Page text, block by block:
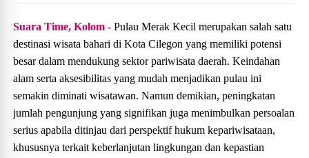
Suara Time, Kolom - Pulau Merak Kecil merupakan salah satu
destinasi wisata bahari di Kota Cilegon yang memiliki potensi
besar dalam mendukung sektor pariwisata daerah. Keindahan
alam serta aksesibilitas yang mudah menjadikan pulau ini
semakin diminati wisatawan. Namun demikian, peningkatan
jumlah pengunjung yang signifikan juga menimbulkan persoalan
serius apabila ditinjau dari perspektif hukum kepariwisataan,
khususnya terkait keberlanjutan lingkungan dan kepastian